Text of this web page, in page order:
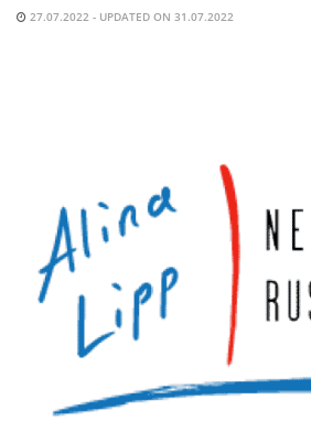
27.07.2022 - UPDATED ON 31.07.2022